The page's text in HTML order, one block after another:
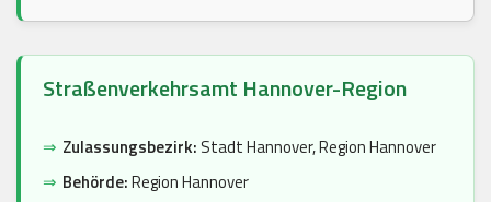
Straßenverkehrsamt Hannover-Region
⇒ Zulassungsbezirk: Stadt Hannover, Region Hannover
⇒ Behörde:Region Hannover